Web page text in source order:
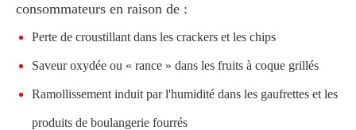
consommateurs en raison de :
Perte de croustillant dans les crackers et les chips
Saveur oxydée ou « rance » dans les fruits à coque grillés
Ramollissement induit par l'humidité dans les gaufrettes et les
produits de boulangerie fourrés